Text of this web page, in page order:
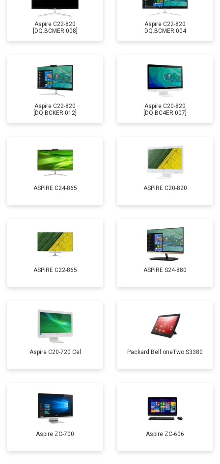
Aspire C22-820
[DQ.BCMER.008]
Aspire C22-820
DQ.BCMER.004
Aspire C22-820
[DQ.BCKER.012]
Aspire C20-820
[DQ.BC4ER.007]
ASPIRE C24-865 ASPIRE C20-820
ASPIRE C22-865 ASPIRE S24-880
Aspire C20-720 Cel Packard Bell oneTwo S3380
Aspire ZC-700 Aspire ZC-606